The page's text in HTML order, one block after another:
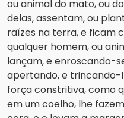
ou animal do mato, ou
delas, assentam, ou
raízes na terra, e ficam
qualquer homem, ou
lançam, e enroscando-
apertando, e trincando-
força constritiva, como
em um coelho, lhe